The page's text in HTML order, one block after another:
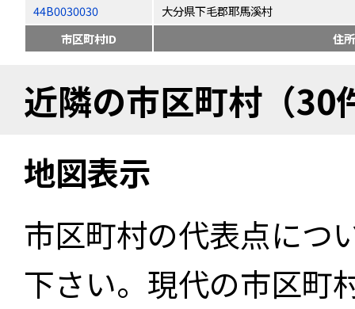
44B0030030
大分県下毛郡耶馬溪村
市区町村ID
住所
近隣の市区町村（30
地図表示
市区町村の代表点につ
下さい。現代の市区町